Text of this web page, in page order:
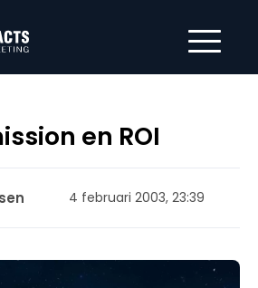
en ROI
4 februari 2003, 23:39